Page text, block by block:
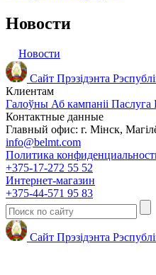
Новости
Новости
Сайт Прэзідэнта
Клиентам
Галоўны Аб кампаніі Паслуга
Контактные данные
Главный офис: г. Мінск,
info@belmt.com
Политика
+375-17-272 55 52
Интернет-магазин
+375-44-571 95 83
Сайт Прэзідэнта